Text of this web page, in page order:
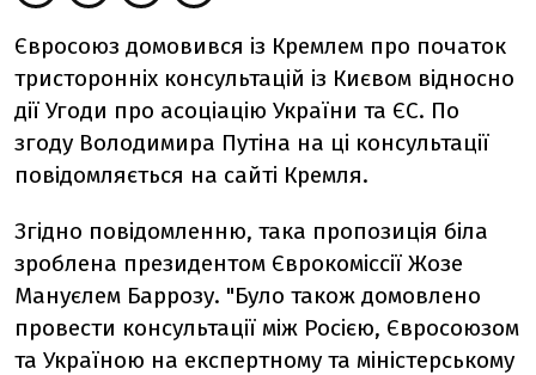
Євросоюз домовився із Кремлем про початок
тристоронніх консультацій із Києвом відносно
дії Угоди про асоціацію України та ЄС. По
згоду Володимира Путіна на ці консультації
повідомляється на сайті Кремля.
Згідно повідомленню, така пропозиція біла
зроблена президентом Єврокоміссії Жозе
Мануєлем Баррозу. "Було також домовлено
провести консультації між Росією, Євросоюзом
та Україною на експертному та міністерському